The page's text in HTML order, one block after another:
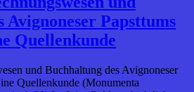
Avignoneser Papsttums
Quellenkunde
und Buchhaltung des Avignoneser
Quellenkunde (Monumenta